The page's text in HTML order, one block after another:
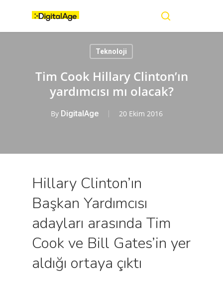
content
Teknoloji
Tim Cook Hillary Clinton’ın
yardımcısı mı olacak?
By DigitalAge 20 Ekim 2016
Hillary Clinton’ın
Başkan Yardımcısı
adayları arasında Tim
Cook ve Bill Gates’in yer
aldığı ortaya çıktı